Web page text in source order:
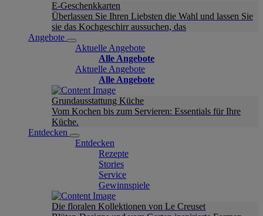
E-Geschenkkarten
Überlassen Sie Ihren Liebsten die Wahl und lassen Sie
sie das Kochgeschirr aussuchen, das
Angebote
Aktuelle Angebote
Alle Angebote
Aktuelle Angebote
Alle Angebote
Grundausstattung Küche
Vom Kochen bis zum Servieren: Essentials für Ihre
Küche.
Entdecken
Entdecken
Rezepte
Stories
Service
Gewinnspiele
Die floralen Kollektionen von Le Creuset